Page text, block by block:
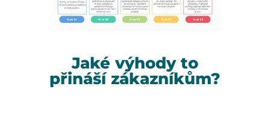
Jaké výhody to
přináší zákazníkům?